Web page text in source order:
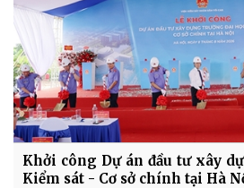
Khởi công Dự án đầu tư xây
Kiểm sát - Cơ sở chính tại Hà